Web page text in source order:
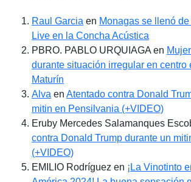
Raul Garcia en Monagas se llenó
Live en la Concha Acústica
PBRO. PABLO URQUIAGA en
durante situación irregular en centro
Maturín
Alva en Atentado contra Donald
mitin en Pensilvania (+VIDEO)
Eruby Mercedes Salamanques
contra Donald Trump durante un
(+VIDEO)
EMILIO Rodríguez en ¡La Vinotinto